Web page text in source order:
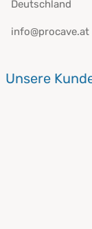
Deutschland
info@procave.at
Unsere